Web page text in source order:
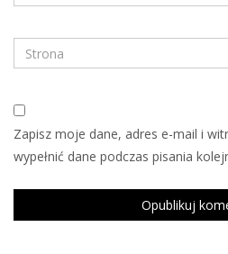
Zapisz moje dane, adres e-mail i
wypełnić dane podczas pisania